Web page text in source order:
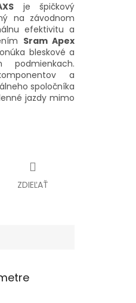
je špičkový
na závodnom
efektivitu a
Sram Apex
bleskové a
a
spoločníka
jazdy mimo
ZDIEĽAŤ